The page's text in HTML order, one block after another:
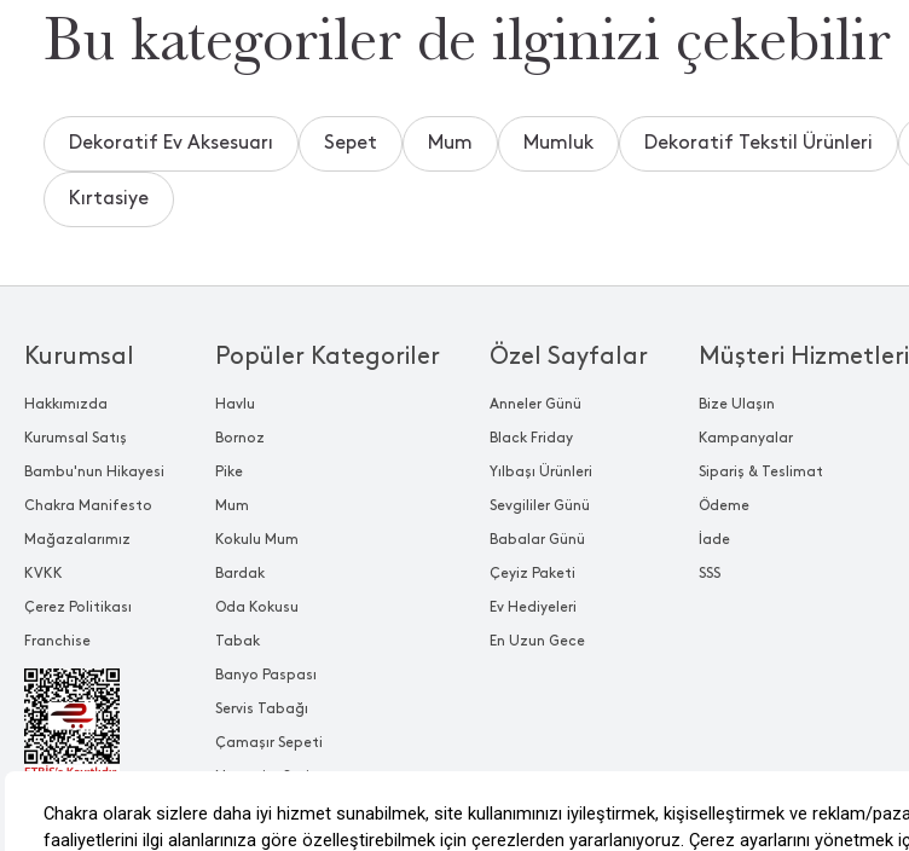
Bu kategoriler de ilginizi çekebilir
Dekoratif Ev Aksesuarı Sepet Mum Mumluk Dekoratif Tekstil Ürünleri
Kırtasiye
Popüler Kategoriler
Havlu
Bornoz
Pike
Mum
Kokulu Mum
Bardak
Oda Kokusu
Tabak
Banyo Paspası
Servis Tabağı
Çamaşır Sepeti
Özel Sayfalar
Anneler Günü
Black Friday
Yılbaşı Ürünleri
Sevgililer Günü
Babalar Günü
Çeyiz Paketi
Ev Hediyeleri
En Uzun Gece
Kurumsal
Hakkımızda
Kurumsal Satış
Bambu'nun Hikayesi
Chakra Manifesto
Mağazalarımız
KVKK
Çerez Politikası
Franchise
Müşteri Hizmetleri
Bize Ulaşın
Kampanyalar
Sipariş & Teslimat
Ödeme
İade
SSS